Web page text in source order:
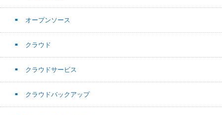
オープンソース
クラウド
クラウドサービス
クラウドバックアップ